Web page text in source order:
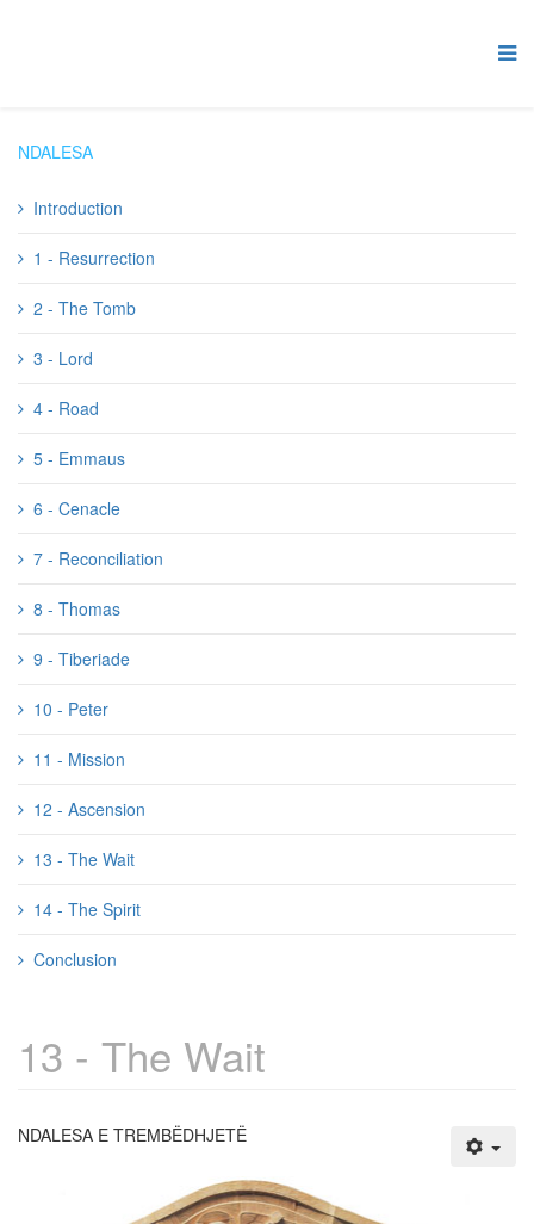
NDALESA
Introduction
1 - Resurrection
2 - The Tomb
3 - Lord
4 - Road
5 - Emmaus
6 - Cenacle
7 - Reconciliation
8 - Thomas
9 - Tiberiade
10 - Peter
11 - Mission
12 - Ascension
13 - The Wait
14 - The Spirit
Conclusion
13 - The Wait
NDALESA E TREMBËDHJETË